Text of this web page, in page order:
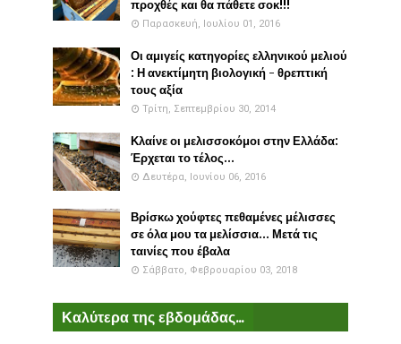
προχθές και θα πάθετε σοκ!!!
Παρασκευή, Ιουλίου 01, 2016
Οι αμιγείς κατηγορίες ελληνικού μελιού
: Η ανεκτίμητη βιολογική - θρεπτική
τους αξία
Τρίτη, Σεπτεμβρίου 30, 2014
Κλαίνε οι μελισσοκόμοι στην Ελλάδα:
Έρχεται το τέλος...
Δευτέρα, Ιουνίου 06, 2016
Βρίσκω χούφτες πεθαμένες μέλισσες
σε όλα μου τα μελίσσια... Μετά τις
ταινίες που έβαλα
Σάββατο, Φεβρουαρίου 03, 2018
Καλύτερα της εβδομάδας...